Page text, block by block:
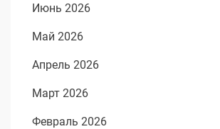
Июнь 2026
Май 2026
Апрель 2026
Март 2026
Февраль 2026